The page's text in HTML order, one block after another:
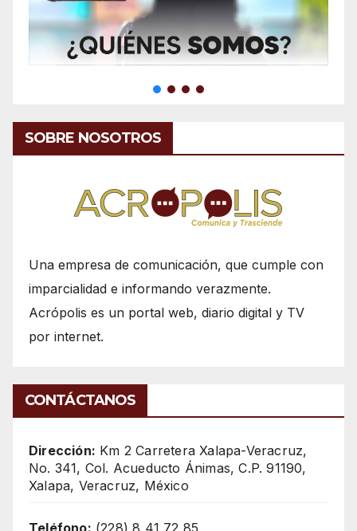
SOBRE NOSOTROS
Una empresa de comunicación, que cumple con
imparcialidad e informando verazmente.
Acrópolis es un portal web, diario digital y TV
por internet.
CONTÁCTANOS
Dirección: Km 2 Carretera Xalapa-Veracruz,
No. 341, Col. Acueducto Ánimas, C.P. 91190,
Xalapa, Veracruz, México
Teléfono: (228) 8 41 72 85